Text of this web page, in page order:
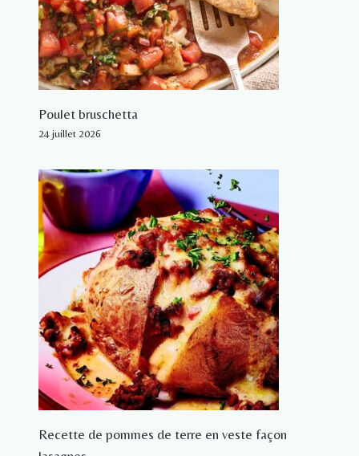
Poulet bruschetta
24 juillet 2026
Recette de pommes de terre en veste façon